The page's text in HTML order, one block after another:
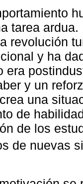
tarea
revolución
y ha
era
y un
una
de
de los
de nuevas